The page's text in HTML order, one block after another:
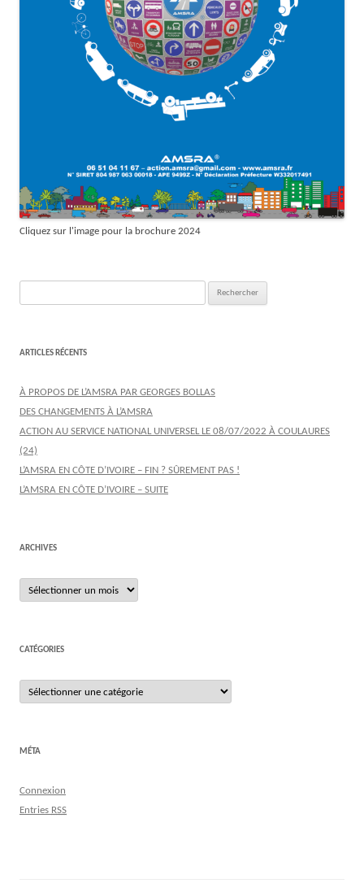
Cliquez sur l'image pour la brochure 2024
ARTICLES RÉCENTS
À PROPOS DE L’AMSRA PAR GEORGES BOLLAS
DES CHANGEMENTS À L’AMSRA
ACTION AU SERVICE NATIONAL UNIVERSEL LE 08/07/2022 À COULAURES
(24)
L’AMSRA EN CÔTE D’IVOIRE – FIN ? SÛREMENT PAS !
L’AMSRA EN CÔTE D’IVOIRE – SUITE
ARCHIVES
Archives
CATÉGORIES
Catégories
MÉTA
Connexion
Entries RSS